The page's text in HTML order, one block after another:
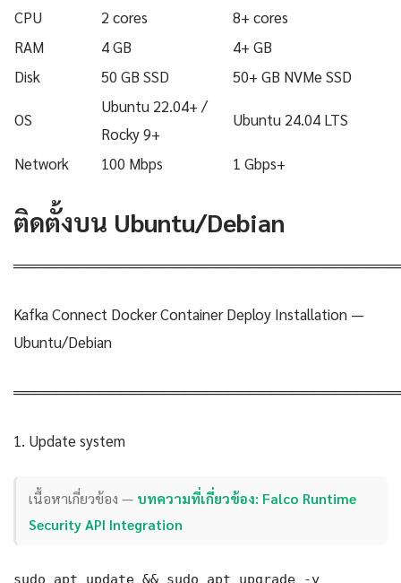
CPU
2 cores
8+ cores
RAM
4 GB
4+ GB
Disk
50 GB SSD 50+ GB NVMe SSD
OS
Ubuntu 22.04+ /
Rocky 9+
Ubuntu 24.04 LTS
Network 100 Mbps 1 Gbps+
ติดตั้งบน Ubuntu/Debian
Kafka Connect Docker Container Deploy Installation —
Ubuntu/Debian
1. Update system
เนื้อหาเกี่ยวข้อง — บทความที่เกี่ยวข้อง: Falco Runtime
Security API Integration
sudo apt update && sudo apt upgrade -y